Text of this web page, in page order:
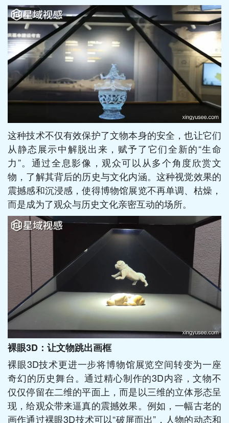
这种技术不仅有效保护了文物本身的安全，也让它们
从静态展示中解脱出来，赋予了它们全新的“生命
力”。通过全息影像，观众可以从多个角度欣赏文
物，了解其背后的历史与文化内涵。这种视觉效果的
震撼感和沉浸感，使得博物馆展览不再单调、枯燥，
而是成为了观众与历史文化亲密互动的场所。
裸眼3D：让文物跳出画框
裸眼3D技术更进一步将博物馆展览空间转变为一座
奇幻的历史舞台。通过精心制作的3D内容，文物不
仅仅停留在二维的平面上，而是以三维的立体形态呈
现，给观众带来逼真的震撼效果。例如，一幅古老的
画作通过裸眼3D技术可以“破屏而出”，人物的动态和